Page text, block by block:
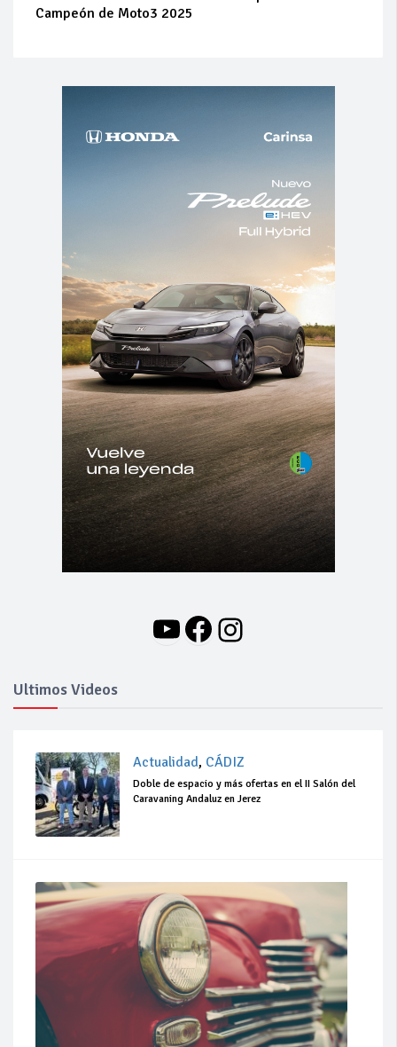
Campeón de Moto3 2025
YouTube
Facebook
Instagram
Ultimos Videos
Actualidad, CÁDIZ
Doble de espacio y más ofertas en el II Salón del
Caravaning Andaluz en Jerez